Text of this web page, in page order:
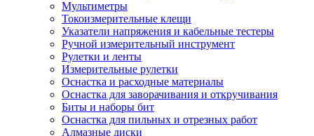
Мультиметры
Токоизмерительные клещи
Указатели напряжения и кабельные тестеры
Ручной измерительный инструмент
Рулетки и ленты
Измерительные рулетки
Оснастка и расходные материалы
Оснастка для заворачивания и откручивания
Биты и наборы бит
Оснастка для пильных и отрезных работ
Алмазные диски